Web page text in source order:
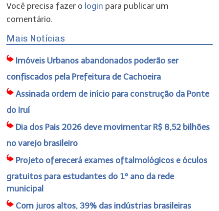
Você precisa fazer o login para publicar um
comentário.
Mais Notícias
Imóveis Urbanos abandonados poderão ser
confiscados pela Prefeitura de Cachoeira
Assinada ordem de início para construção da Ponte
do Iruí
Dia dos Pais 2026 deve movimentar R$ 8,52 bilhões
no varejo brasileiro
Projeto oferecerá exames oftalmológicos e óculos
gratuitos para estudantes do 1º ano da rede
municipal
Com juros altos, 39% das indústrias brasileiras